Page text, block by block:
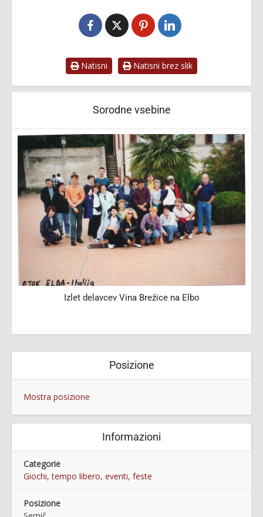
Natisni Natisni brez slik
Sorodne vsebine
Izlet delavcev Vina Brežice na Elbo
Posizione
Mostra posizione
Informazioni
Categorie
Giochi, tempo libero, eventi, feste
Posizione